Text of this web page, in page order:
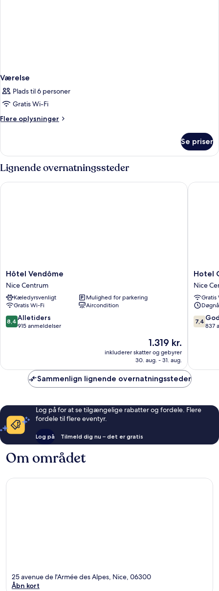
Værelse
Plads til 6 personer
Gratis Wi-Fi
Flere oplysninger
Flere
Se priser
Lignende overnatningssteder
Hôtel
Vendôme
Nice
Centrum
Hôtel Vendôme
Nice Centrum
Kæledyrsvenligt
Mulighed for parkering
Gratis Wi-Fi
Aircondition
8.4
ud
anmeldelser
8,4 Alletiders
915 anmeldelser
Prisen
1.319 kr.
1.319 kr.
inkluderer skatter og gebyrer
30. aug. - 31. aug.
Hôtel Vendôme
Hotel
Nice
Hotel
Nice
Gratis
7.4
ud
7,4
837
Hotel
Sammenlign lignende overnatningssteder
Log på for at se tilgængelige rabatter og fordele. Flere
fordele til flere eventyr.
Log på Tilmeld dig nu – det er gratis
Om området
25 avenue de l'Armée des Alpes, Nice, 06300
Åbn kort